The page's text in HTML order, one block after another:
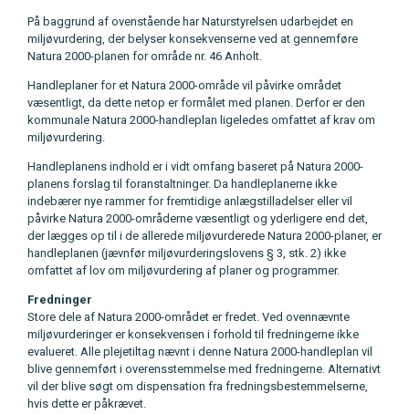
På baggrund af ovenstående har Naturstyrelsen udarbejdet en
miljøvurdering, der belyser konsekvenserne ved at gennemføre
Natura 2000-planen for område nr. 46 Anholt.
Handleplaner for et Natura 2000-område vil påvirke området
væsentligt, da dette netop er formålet med planen. Derfor er den
kommunale Natura 2000-handleplan ligeledes omfattet af krav om
miljøvurdering.
Handleplanens indhold er i vidt omfang baseret på Natura 2000-
planens forslag til foranstaltninger. Da handleplanerne ikke
indebærer nye rammer for fremtidige anlægstilladelser eller vil
påvirke Natura 2000-områderne væsentligt og yderligere end det,
der lægges op til i de allerede miljøvurderede Natura 2000-planer, er
handleplanen (jævnfør miljøvurderingslovens § 3, stk. 2) ikke
omfattet af lov om miljøvurdering af planer og programmer.
Fredninger
Store dele af Natura 2000-området er fredet. Ved ovennævnte
miljøvurderinger er konsekvensen i forhold til fredningerne ikke
evalueret. Alle plejetiltag nævnt i denne Natura 2000-handleplan vil
blive gennemført i overensstemmelse med fredningerne. Alternativt
vil der blive søgt om dispensation fra fredningsbestemmelserne,
hvis dette er påkrævet.